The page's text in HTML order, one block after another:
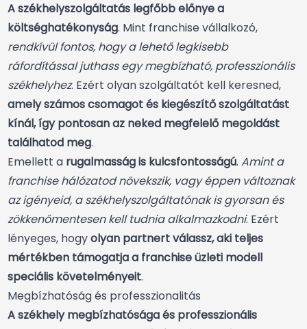
A székhelyszolgáltatás legfőbb előnye a
költséghatékonyság. Mint franchise vállalkozó,
rendkívül fontos, hogy a lehető legkisebb
ráfordítással juthass egy megbízható, professzionális
székhelyhez. Ezért olyan szolgáltatót kell keresned,
amely számos csomagot és kiegészítő szolgáltatást
kínál, így pontosan az neked megfelelő megoldást
találhatod meg.
Emellett a rugalmasság is kulcsfontosságú. Amint a
franchise hálózatod növekszik, vagy éppen változnak
az igényeid, a székhelyszolgáltatónak is gyorsan és
zökkenőmentesen kell tudnia alkalmazkodni. Ezért
lényeges, hogyolyan partnert válassz, aki teljes
mértékben támogatja a franchise üzleti modell
speciális követelményeit.
Megbízhatóság és professzionalitás
A székhely megbízhatósága és professzionális